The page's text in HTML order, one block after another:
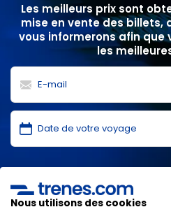
Les meilleurs prix sont
mise en vente des billets,
vous informerons afin que
les
protection des données
ONLINE TRAVEL SOLUTIONS.
Nous utilisons des cookies